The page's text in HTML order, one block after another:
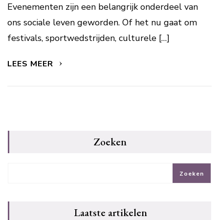
Evenementen zijn een belangrijk onderdeel van
ons sociale leven geworden. Of het nu gaat om
festivals, sportwedstrijden, culturele […]
LEES MEER
Zoeken
Zoeken
Laatste artikelen